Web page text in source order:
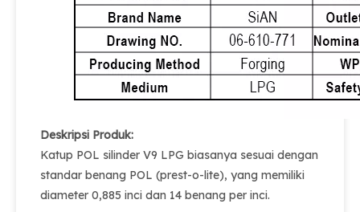
Deskripsi Produk:
Katup POL silinder V9 LPG biasanya sesuai dengan
standar benang POL (prest-o-lite), yang memiliki
diameter 0,885 inci dan 14 benang per inci.